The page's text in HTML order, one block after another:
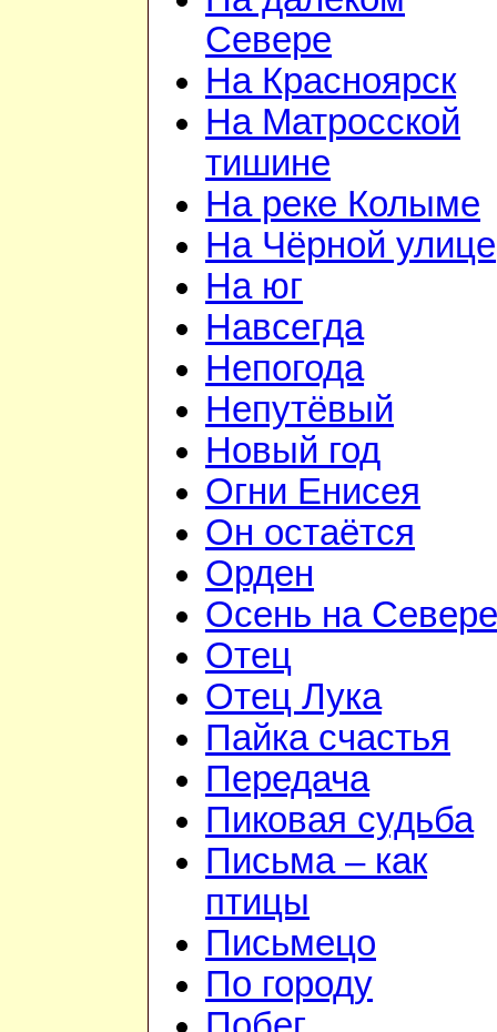
Севере
На Красноярск
На Матросской
тишине
На реке Колыме
На Чёрной улице
На юг
Навсегда
Непогода
Непутёвый
Новый год
Огни Енисея
Он остаётся
Орден
Осень на Севере
Отец
Отец Лука
Пайка счастья
Передача
Пиковая судьба
Письма – как
птицы
Письмецо
По городу